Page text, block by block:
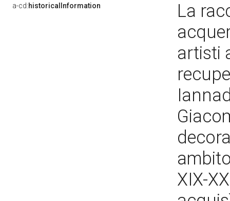
a-cd:historicalInformation
La
artisti
XIX-